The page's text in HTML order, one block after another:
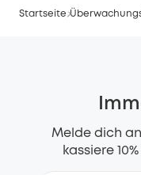
Startseite
Melde dich
kassiere